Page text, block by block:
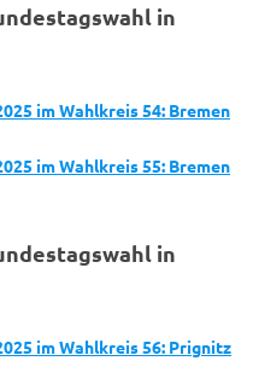
in
im Wahlkreis 54: Bremen
im Wahlkreis 55: Bremen
in
im Wahlkreis 56: Prignitz